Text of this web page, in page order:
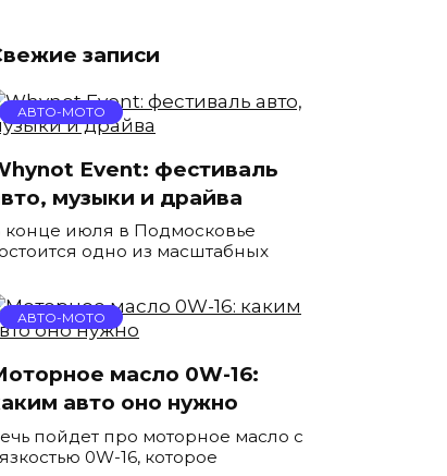
записи
АВТО-МОТО
Event: фестиваль
музыки и драйва
конце июля в Подмосковье
одно из масштабных
АВТО-МОТО
масло 0W-16:
авто оно нужно
пойдет про моторное масло с
0W-16, которое